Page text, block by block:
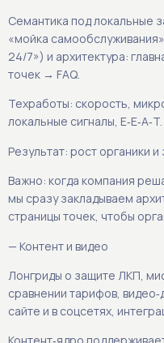
Семантика под локальные
«мойка
24/7») и архитектура:
точек → FAQ.
Техработы: скорость,
локальные сигналы, E‑E‑A‑T.
Результат: рост органики
Важно: когда компания
мы сразу закладываем
страницы точек, чтобы
— Контент и видео
Лонгриды о защите ЛКП,
сравнении тарифов,
сайте и в соцсетях,